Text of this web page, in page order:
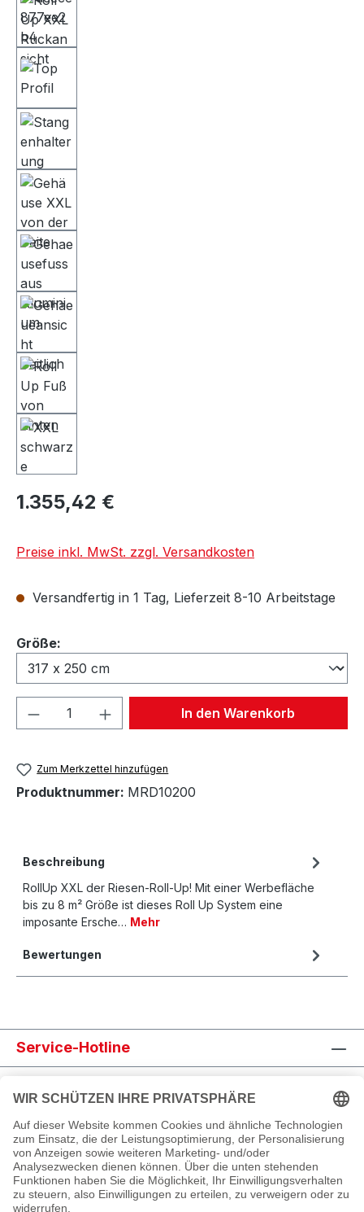
1.355,42 €
Preise inkl. MwSt. zzgl. Versandkosten
Versandfertig in 1 Tag, Lieferzeit 8-10 Arbeitstage
Größe:
Produkt Anzahl: Gib denIn den Warenkorb
Zum Merkzettel hinzufügen
Produktnummer: MRD10200
Beschreibung
RollUp XXL der Riesen-Roll-Up! Mit einer Werbefläche
bis zu 8 m² Größe ist dieses Roll Up System eine
imposante Ersche… Mehr
Bewertungen
Service-Hotline
Informationen
Newsletter abonnieren